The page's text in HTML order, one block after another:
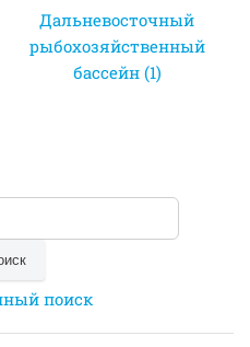
Дальневосточный
рыбохозяйственный
бассейн (1)
поиск